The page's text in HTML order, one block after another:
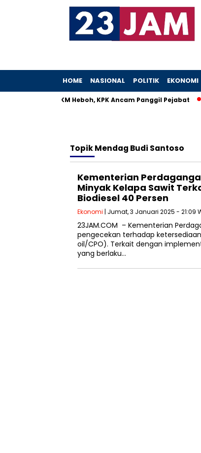
HOME NASIONAL POLITIK EKONOMI
Menteri UMKM Heboh, KPK Ancam Panggil Pejabat
TopikMendag Budi Santoso
Kementerian
Minyak Kelapa Sawit
Biodiesel 40 Persen
Ekonomi | Jumat, 3 Januari 2025 - 21:09
23JAM.COM – Kementerian
pengecekan terhadap
oil/CPO). Terkait dengan
yang berlaku…